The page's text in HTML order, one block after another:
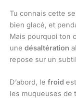
Tu connais cette
bien glacé, et
Mais pourquoi ton
une désaltération
repose sur un
D’abord, le froid
les muqueuses de